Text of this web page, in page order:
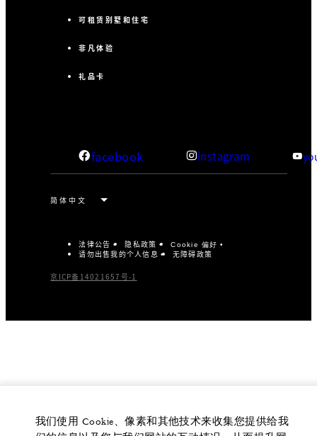
可租赁别墅和住宅
非凡体验
礼品卡
facebook instagram
法律公告 隐私政策 Cookie 偏好
请勿出售我的个人信息 无障碍政策
京ICP备14021657号-1
我们使用 Cookie、像素和其他技术来收集您提供给我